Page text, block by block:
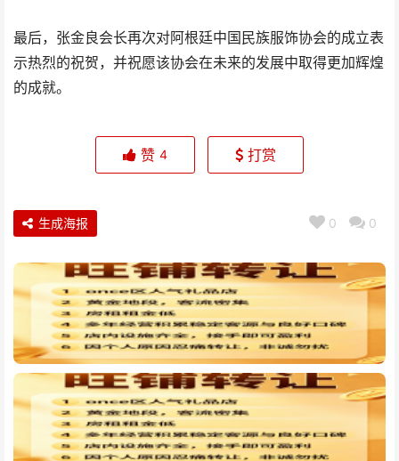
最后，张金良会长再次对阿根廷中国民族服饰协会的成立表
示热烈的祝贺，并祝愿该协会在未来的发展中取得更加辉煌
的成就。
赞 4 打赏
0 0
生成海报